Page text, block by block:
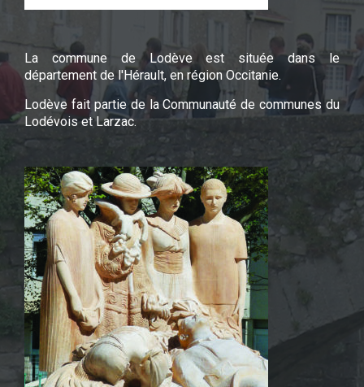
La commune de Lodève est située dans le
département de l'Hérault, en région Occitanie.
Lodève fait partie de la Communauté de communes du
Lodévois et Larzac.